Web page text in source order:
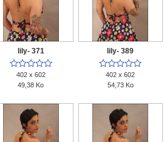
lily- 371

402 x 602
49,38 Ko
lily- 389

402 x 602
54,73 Ko